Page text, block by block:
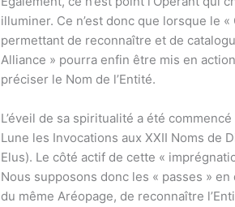
illuminer. Ce n’est donc que lorsque le
permettant de reconnaître et de
Alliance » pourra enfin être mis en
préciser le Nom de l’Entité.
L’éveil de sa spiritualité a été
Lune les Invocations aux XXII Noms de
Elus). Le côté actif de cette «
Nous supposons donc les « passes »
du même Aréopage, de reconnaître